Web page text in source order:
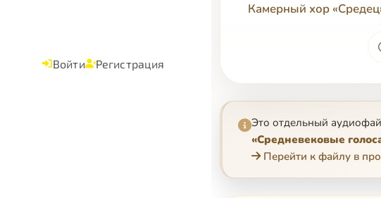
Войти Регистрация
Камерный хор
Это отдельный
«Средневековые
Перейти к файлу в